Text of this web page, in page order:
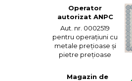
Operator
autorizat ANPC
Aut. nr. 0002519
pentru operațiuni cu
metale prețioase și
pietre prețioase
Magazin de